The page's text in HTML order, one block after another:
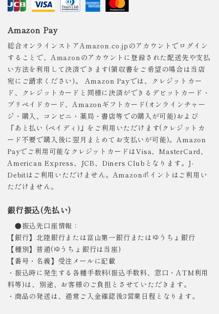
Amazon Pay
総合オンラインストアAmazon.co.jpのアカウントでログイン
することで、Amazonのアカウントに登録された配送先や支払
い方法を利用して決済できます(領収書をご希望の場合は当店
宛にご請求ください)。 Amazon Payでは、クレジットカー
ド、クレジットカードと同様に決済ができるデビットカード・
プリペイドカード、Amazonギフトカード(オンラインチャー
ジ・購入、コンビニ・薬局・書店等での購入が可能)および
『あと払い (ペイディ)』をご利用いただけます(クレジットカ
ード不要で購入後に翌月まとめてお支払いが可能)。Amazon
Payでご利用可能なクレジットカードはVisa、MasterCard、
American Express、JCB、Diners Clubとなります。J-
Debitはご利用いただけません。Amazonポイントはご利用い
ただけません。
銀行振込(先払い)
●振込先口座情報：
【銀行】北陸銀行または富山第一銀行またはゆうちょ銀行
【種別】普通(ゆうちょ銀行は当座)
【番号・名義】受注メールに記載
・振込時に発生する各種手数料(振込手数料、窓口・ATM利用
料等)は、別途、お客様のご負担とさせていただきます。
・商品の発送は、通常ご入金確認後3営業日程となります。